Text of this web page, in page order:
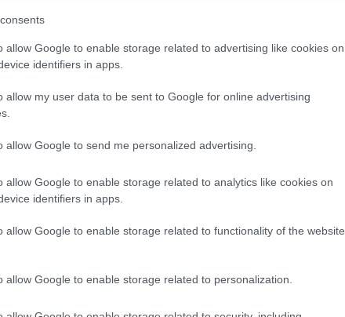
allow Google to enable storage related to advertising like cookies on
identifiers in apps.
allow my user data to be sent to Google for online advertising
allow Google to send me personalized advertising.
allow Google to enable storage related to analytics like cookies on
identifiers in apps.
allow Google to enable storage related to functionality of the website
allow Google to enable storage related to personalization.